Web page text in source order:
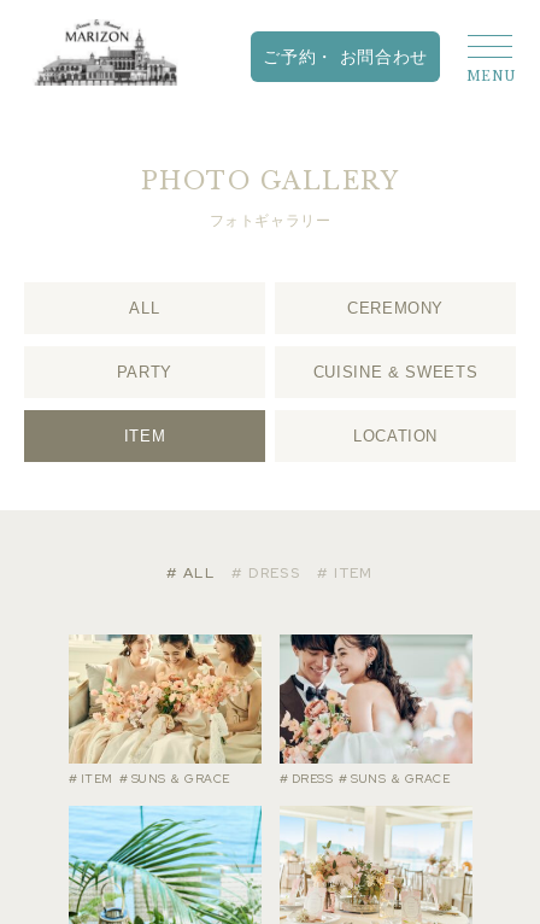
PHOTO GALLERY
フォトギャラリー
ALL CEREMONY
PARTY CUISINE & SWEETS
ITEM LOCATION
# ALL # DRESS # ITEM
# ITEM # SUNS ＆ GRACE # DRESS # SUNS ＆ GRACE